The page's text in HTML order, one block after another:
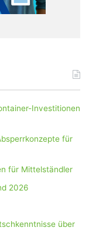
Investitionen
für
für Mittelständler
2026
über